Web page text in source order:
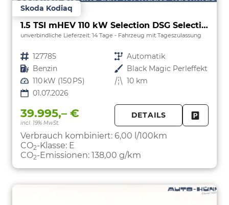
Skoda Kodiaq
1.5 TSI mHEV 110 kW Selection DSG Selection, AHK, Navi, Side, Kamera, Winter, 4 J.- Garantie
unverbindliche Lieferzeit: 14 Tage Fahrzeug mit Tageszulassung
Fahrzeugnr. 127785 Getriebe Automatik
Kraftstoff Benzin Außenfarbe Black Magic Perleffekt
Leistung 110 kW (150 PS) Kilometerstand 10 km
01.07.2026
39.995,– €
incl. 19% MwSt.
DETAILS
Verbrauch kombiniert: 6,00 l/100km
CO2-Klasse: E
CO2-Emissionen: 138,00 g/km